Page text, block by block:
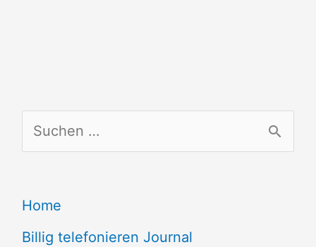
u
h
e
Home
Billig telefonieren Journal